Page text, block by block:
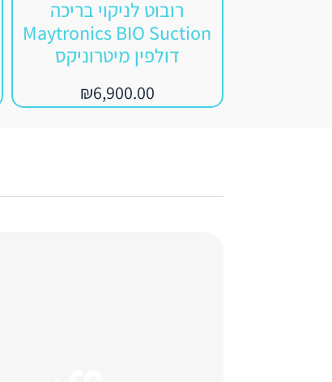
רובוט לניקוי בריכה
Maytronics BIO Suction
דולפין מיטרוניקס
₪6,900.00